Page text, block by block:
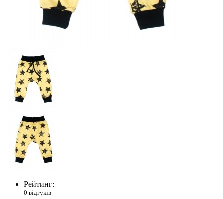
Рейтинг:
0 відгуків